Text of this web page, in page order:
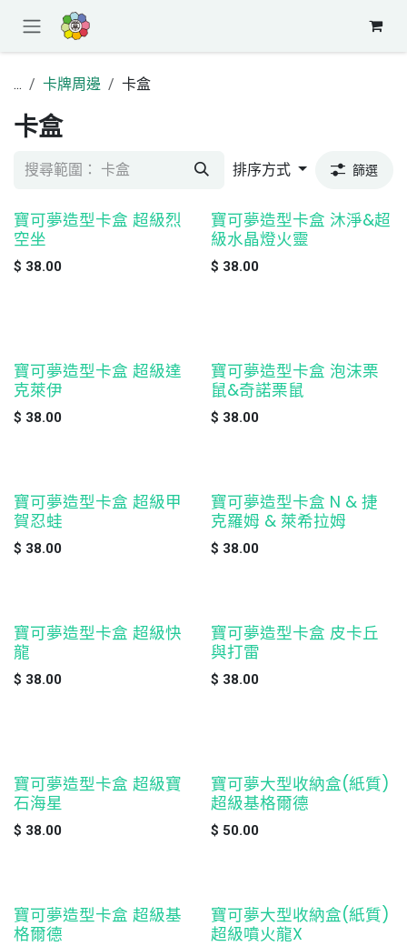
... 卡牌周邊 卡盒
卡盒
排序方式 篩選
預購
寶可夢造型卡盒 超級烈
空坐
$ 38.00
缺貨
寶可夢造型卡盒 沐淨&超
級水晶燈火靈
$ 38.00
缺貨
寶可夢造型卡盒 超級達
克萊伊
$ 38.00
缺貨
寶可夢造型卡盒 泡沫栗
鼠&奇諾栗鼠
$ 38.00
缺貨
寶可夢造型卡盒 超級甲
賀忍蛙
$ 38.00
缺貨
寶可夢造型卡盒 N & 捷
克羅姆 & 萊希拉姆
$ 38.00
缺貨
寶可夢造型卡盒 超級快
龍
$ 38.00
寶可夢造型卡盒 皮卡丘
與打雷
$ 38.00
缺貨
寶可夢造型卡盒 超級寶
石海星
$ 38.00
缺貨
寶可夢大型收納盒(紙質)
超級基格爾德
$ 50.00
缺貨
寶可夢造型卡盒 超級基
格爾德
缺貨
寶可夢大型收納盒(紙質)
超級噴火龍X